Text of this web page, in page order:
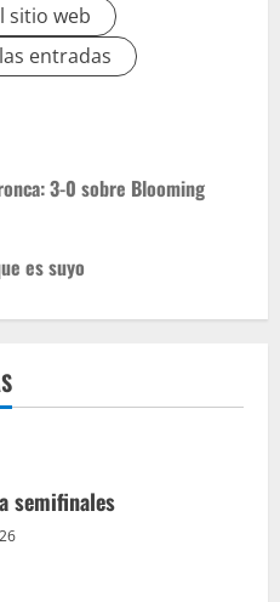
sitio web
entradas
3-0 sobre Blooming
es suyo
semifinales